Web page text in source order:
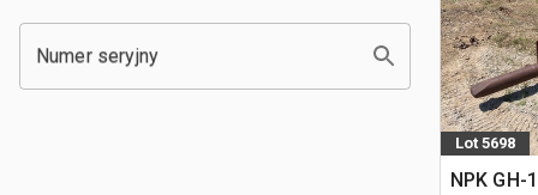
Numer seryjny
Lot 5698
NPK GH-